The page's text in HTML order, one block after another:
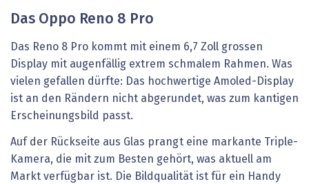
Das Oppo Reno 8 Pro
Das Reno 8 Pro kommt mit einem 6,7 Zoll grossen
Display mit augenfällig extrem schmalem Rahmen. Was
vielen gefallen dürfte: Das hochwertige Amoled-Display
ist an den Rändern nicht abgerundet, was zum kantigen
Erscheinungsbild passt.
Auf der Rückseite aus Glas prangt eine markante Triple-
Kamera, die mit zum Besten gehört, was aktuell am
Markt verfügbar ist. Die Bildqualität ist für ein Handy